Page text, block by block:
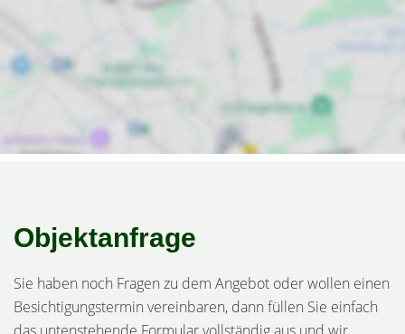
Objektanfrage
Sie haben noch Fragen zu dem Angebot oder wollen einen
Besichtigungstermin vereinbaren, dann füllen Sie einfach